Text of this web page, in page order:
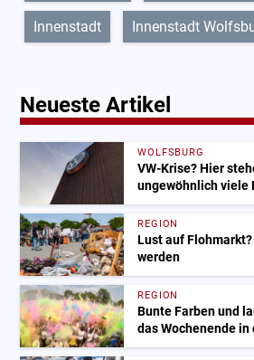
Innenstadt Innenstadt
Neueste Artikel
WOLFSBURG
VW-Krise? Hier
ungewöhnlich viele
REGION
Lust auf
werden
REGION
Bunte Farben und
das Wochenende in